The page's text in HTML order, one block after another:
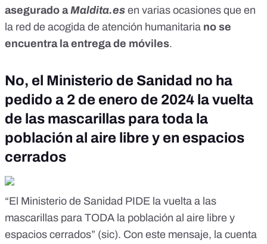
asegurado aMaldita.es en varias ocasiones que en
la red de acogida de atención humanitaria no se
encuentra la entrega de móviles.
No, el Ministerio de Sanidad no ha
pedido a 2 de enero de 2024 la vuelta
de las mascarillas para toda la
población al aire libre y en espacios
cerrados
“El Ministerio de Sanidad PIDE la vuelta a las
mascarillas para TODA la población al aire libre y
espacios cerrados” (sic). Con este mensaje, la cuenta